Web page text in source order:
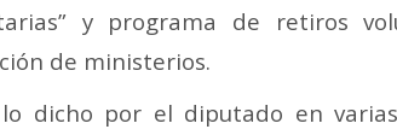
y programa de retiros
de ministerios.
dicho por el diputado en